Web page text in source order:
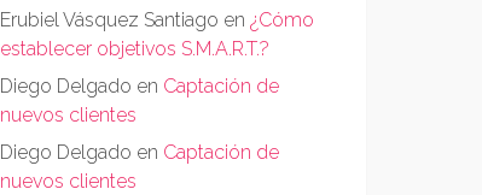
Erubiel Vásquez Santiago en¿Cómo
establecer objetivos S.M.A.R.T.?
Diego Delgado en Captación de
nuevos clientes
Diego Delgado en Captación de
nuevos clientes